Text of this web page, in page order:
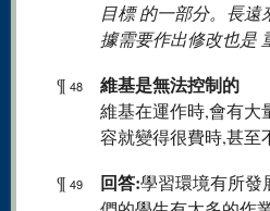
目標 的一部分。長
據需要作出修改也是
¶ 48 維基是無法控制的
維基在運作時,會有大
容就變得很費時,甚至
¶ 49 回答:學習環境有所發